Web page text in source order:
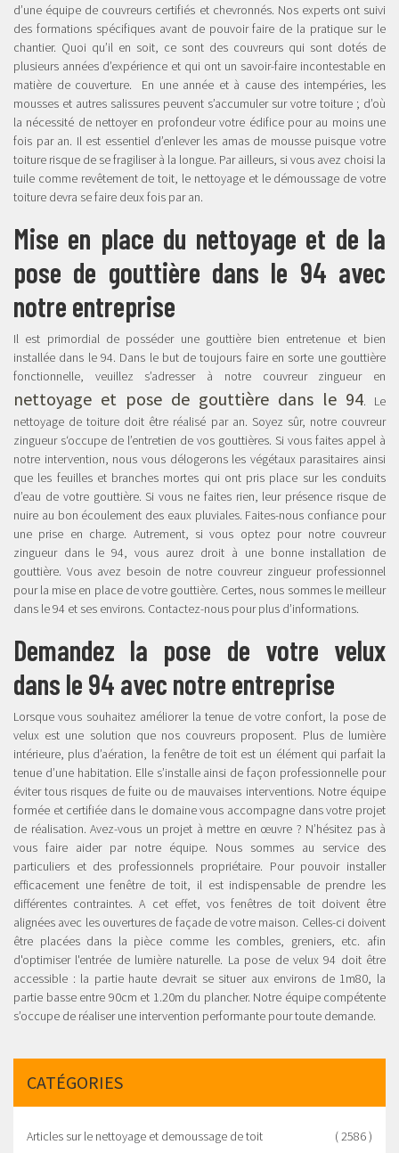
d’une équipe de couvreurs certifiés et chevronnés. Nos experts ont suivi
des formations spécifiques avant de pouvoir faire de la pratique sur le
chantier. Quoi qu’il en soit, ce sont des couvreurs qui sont dotés de
plusieurs années d’expérience et qui ont un savoir-faire incontestable en
matière de couverture. En une année et à cause des intempéries, les
mousses et autres salissures peuvent s’accumuler sur votre toiture ; d’où
la nécessité de nettoyer en profondeur votre édifice pour au moins une
fois par an. Il est essentiel d’enlever les amas de mousse puisque votre
toiture risque de se fragiliser à la longue. Par ailleurs, si vous avez choisi la
tuile comme revêtement de toit, le nettoyage et le démoussage de votre
toiture devra se faire deux fois par an.
Mise en place du nettoyage et de la
pose de gouttière dans le 94 avec
notre entreprise
Il est primordial de posséder une gouttière bien entretenue et bien
installée dans le 94. Dans le but de toujours faire en sorte une gouttière
fonctionnelle, veuillez s’adresser à notre couvreur zingueur en
nettoyage et pose de gouttière dans le 94. Le
nettoyage de toiture doit être réalisé par an. Soyez sûr, notre couvreur
zingueur s‘occupe de l’entretien de vos gouttières. Si vous faites appel à
notre intervention, nous vous délogerons les végétaux parasitaires ainsi
que les feuilles et branches mortes qui ont pris place sur les conduits
d’eau de votre gouttière. Si vous ne faites rien, leur présence risque de
nuire au bon écoulement des eaux pluviales. Faites-nous confiance pour
une prise en charge. Autrement, si vous optez pour notre couvreur
zingueur dans le 94, vous aurez droit à une bonne installation de
gouttière. Vous avez besoin de notre couvreur zingueur professionnel
pour la mise en place de votre gouttière. Certes, nous sommes le meilleur
dans le 94 et ses environs. Contactez-nous pour plus d’informations.
Demandez la pose de votre velux
dans le 94 avec notre entreprise
Lorsque vous souhaitez améliorer la tenue de votre confort, la pose de
velux est une solution que nos couvreurs proposent. Plus de lumière
intérieure, plus d’aération, la fenêtre de toit est un élément qui parfait la
tenue d’une habitation. Elle s’installe ainsi de façon professionnelle pour
éviter tous risques de fuite ou de mauvaises interventions. Notre équipe
formée et certifiée dans le domaine vous accompagne dans votre projet
de réalisation. Avez-vous un projet à mettre en œuvre ? N’hésitez pas à
vous faire aider par notre équipe. Nous sommes au service des
particuliers et des professionnels propriétaire. Pour pouvoir installer
efficacement une fenêtre de toit, il est indispensable de prendre les
différentes contraintes. A cet effet, vos fenêtres de toit doivent être
alignées avec les ouvertures de façade de votre maison. Celles-ci doivent
être placées dans la pièce comme les combles, greniers, etc. afin
d'optimiser l'entrée de lumière naturelle. La pose de velux 94 doit être
accessible : la partie haute devrait se situer aux environs de 1m80, la
partie basse entre 90cm et 1.20m du plancher. Notre équipe compétente
s’occupe de réaliser une intervention performante pour toute demande.
CATÉGORIES
Articles sur le nettoyage et demoussage de toit ( 2586 )